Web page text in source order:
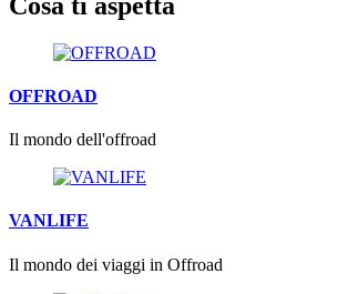
OFFROAD
Il mondo dell'offroad
VANLIFE
Il mondo dei viaggi in Offroad